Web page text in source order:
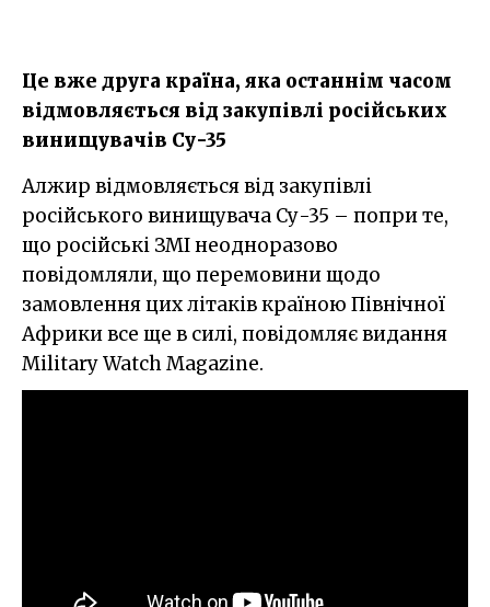
Це вже друга країна, яка останнім часом
відмовляється від закупівлі російських
винищувачів Су-35
Алжир відмовляється від закупівлі
російського винищувача Су-35 – попри те,
що російські ЗМІ неодноразово
повідомляли, що перемовини щодо
замовлення цих літаків країною Північної
Африки все ще в силі, повідомляє видання
Military Watch Magazine.